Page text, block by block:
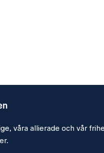
våra allierade och vår